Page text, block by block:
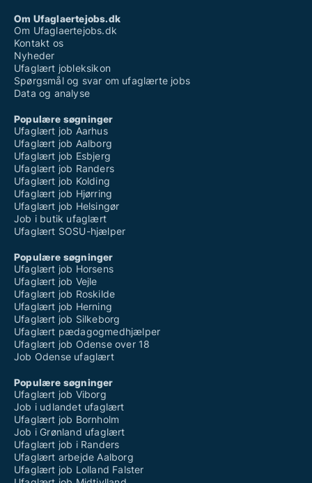
Om Ufaglaertejobs.dk
Om Ufaglaertejobs.dk
Kontakt os
Nyheder
Ufaglært jobleksikon
Spørgsmål og svar om ufaglærte jobs
Data og analyse
Populære søgninger
Ufaglært job Aarhus
Ufaglært job Aalborg
Ufaglært job Esbjerg
Ufaglært job Randers
Ufaglært job Kolding
Ufaglært job Hjørring
Ufaglært job Helsingør
Job i butik ufaglært
Ufaglært SOSU-hjælper
Populære søgninger
Ufaglært job Horsens
Ufaglært job Vejle
Ufaglært job Roskilde
Ufaglært job Herning
Ufaglært job Silkeborg
Ufaglært pædagogmedhjælper
Ufaglært job Odense over 18
Job Odense ufaglært
Populære søgninger
Ufaglært job Viborg
Job i udlandet ufaglært
Ufaglært job Bornholm
Job i Grønland ufaglært
Ufaglært job i Randers
Ufaglært arbejde Aalborg
Ufaglært job Lolland Falster